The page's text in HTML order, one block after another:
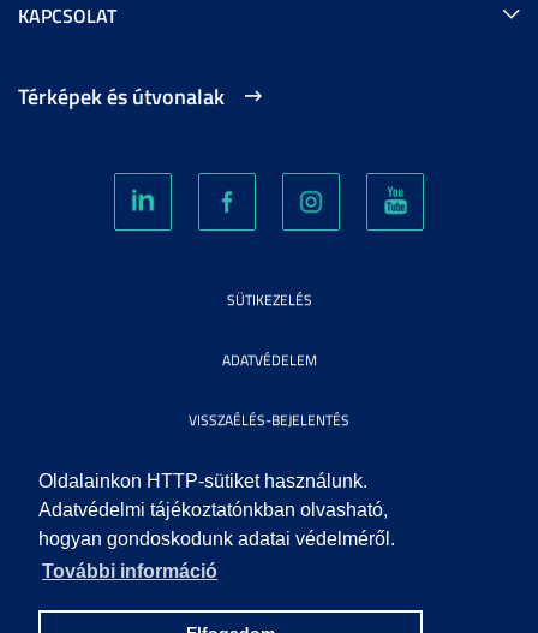
Oldalainkon HTTP-sütiket használunk.
Adatvédelmi tájékoztatónkban olvasható,
hogyan gondoskodunk adatai védelméről.
További információ
KAPCSOLAT
Térképek és útvonalak
SÜTIKEZELÉS
ADATVÉDELEM
VISSZAÉLÉS-BEJELENTÉS
KÖZÉRDEKŰ ADATOK
IMPRESSZUM